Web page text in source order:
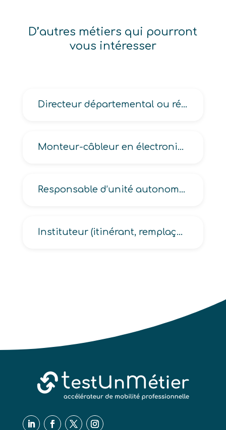
D’autres métiers qui pourront
vous intéresser
Directeur départemental ou régional des services déconcentrés de l’Etat
Monteur-câbleur en électronique, en électronique professionnelle, en microélectronique
Responsable d’unité autonome de production en matériels électriques-électroniques
Instituteur (itinérant, remplaçant, spécialisé)